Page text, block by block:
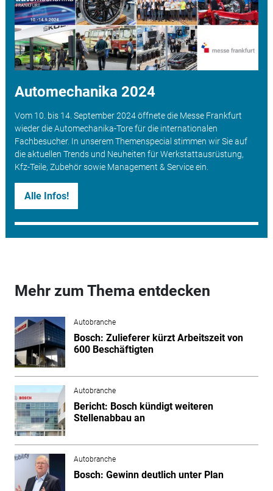
Automechanika 2024
Vom 10. bis 14. September 2024 öffnete die Messe Frankfurt
wieder die Automechanika-Tore für die internationalen
Fachbesucher. In unserem Themenspecial stimmen wir Sie auf
die aktuellen Trends und Neuheiten für Werkstattausrüstung,
Kfz-Teile, Zubehör sowie Management & Service ein.
Alle Infos!
Mehr zum Thema entdecken
Autobranche
Bosch: Zulieferer kürzt Arbeitszeit von
600 Beschäftigten
Autobranche
Bericht: Bosch kündigt weiteren
Stellenabbau an
Autobranche
Bosch: Gewinn deutlich unter Plan